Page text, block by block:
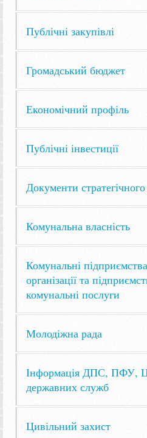
Публічні закупівлі
Громадський бюджет
Економічний профіль
Публічні інвестиції
Документи
Комунальна власність
Комунальні
організації та
комунальні послуги
Молодіжна рада
Інформація ДПС, ПФУ,
державних служб
Цивільний захист